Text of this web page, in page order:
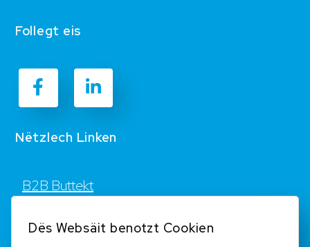
Follegt eis
Nëtzlech Linken
B2B Buttekt
Dës Websäit benotzt Cookien